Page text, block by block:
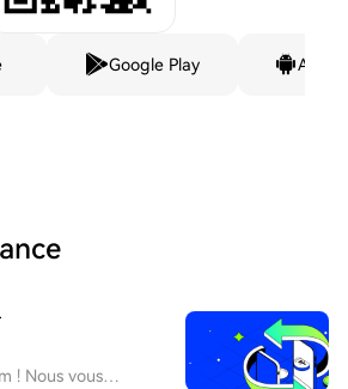
Google Play
! Nous vous